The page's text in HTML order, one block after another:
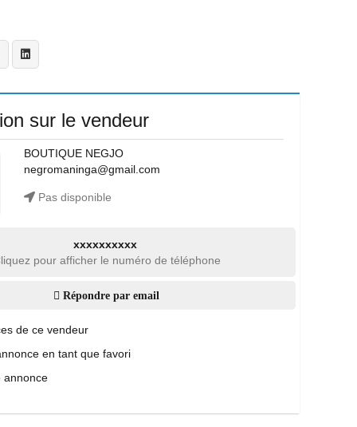
sur le vendeur
BOUTIQUE NEGJO
negromaninga@gmail.com
Pas disponible
xxxxxxxxxx
pour afficher le numéro de téléphone
Répondre par email
de ce vendeur
en tant que favori
annonce